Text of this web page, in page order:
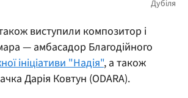
виступили композитор і
— амбасадор Благодійного
ініціативи "Надія", а також
Дарія Ковтун (ODARA).